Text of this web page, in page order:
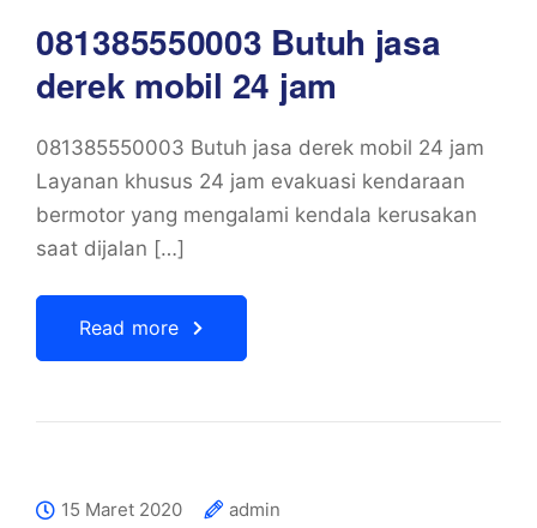
081385550003 Butuh jasa
derek mobil 24 jam
081385550003 Butuh jasa derek mobil 24 jam
Layanan khusus 24 jam evakuasi kendaraan
bermotor yang mengalami kendala kerusakan
saat dijalan […]
Read more
15 Maret 2020
admin